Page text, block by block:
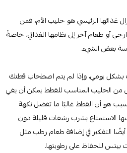
غذائها الرئيسي هو حليب الأم، فمن
أو طعام آخر إلى نظامها الغذائي، خاصةً
بعض الشيء.
بشكل يومي، وإذا لم يتم اصطحاب قطتك
من الحليب المناسب للقطط يمكن أن يفي
هو أن القطط غالبًا ما تفضل نكهة
الاستمتاع بشرب رشفات قليلة دون
التفكير في إضافة طعام رطب مثل
بيتس للحفاظ على رطوبتها.